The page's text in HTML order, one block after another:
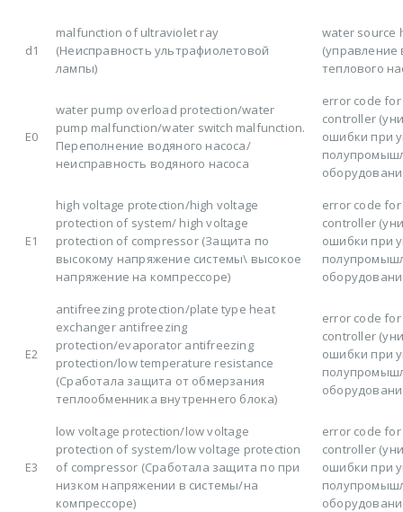
d1
malfunction of ultraviolet ray
(Неисправность ультрафиолетовой
лампы)
water source
теплового
E0
water pump overload protection/water
pump malfunction/water switch malfunction.
Переполнение водяного насоса/
неисправность водяного насоса
error code
controller
ошибки при
E1
high voltage protection/high voltage
protection of system/ high voltage
protection of compressor (Защита по
высокому напряжение системы\ высокое
напряжение на компрессоре)
error code
controller
ошибки при
E2
antifreezing protection/plate type heat
exchanger antifreezing
protection/evaporator antifreezing
protection/low temperature resistance
(Сработала защита от обмерзания
теплообменника внутреннего блока)
error code
controller
ошибки при
E3
low voltage protection/low voltage
protection of system/low voltage protection
of compressor (Сработала защита по при
низком напряжении в системы/на
компрессоре)
error code
controller
ошибки при